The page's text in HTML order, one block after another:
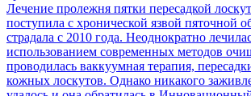
Лечение пролежня пятки пересадкой
поступила с хронической язвой пяточной
страдала с 2010 года. Неоднократно
использованием современных методов
проводилась ваккуумная терапия,
кожных лоскутов. Однако никакого